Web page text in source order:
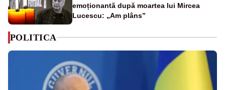
emoționantă după moartea lui Mircea
Lucescu: „Am plâns”
POLITICA